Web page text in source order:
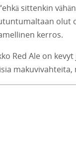
sittenkin
olut
kerros.
Red Ale on
makuvivahteita,